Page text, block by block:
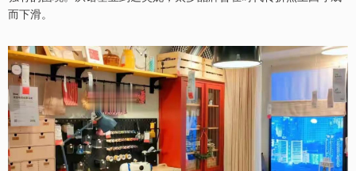
而下滑。